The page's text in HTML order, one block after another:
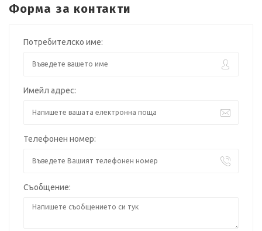
Форма за контакти
Потребителско име:
Имейл адрес:
Телефонен номер:
Съобщение: